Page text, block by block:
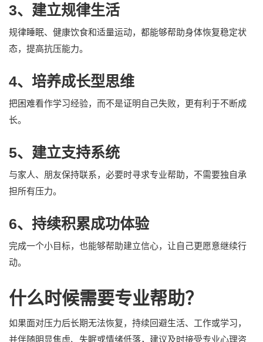
3、建立规律生活
规律睡眠、健康饮食和适量运动，都能够帮助身体恢复稳定状
态，提高抗压能力。
4、培养成长型思维
把困难看作学习经验，而不是证明自己失败，更有利于不断成
长。
5、建立支持系统
与家人、朋友保持联系，必要时寻求专业帮助，不需要独自承
担所有压力。
6、持续积累成功体验
完成一个小目标，也能够帮助建立信心，让自己更愿意继续行
动。
什么时候需要专业帮助？
如果面对压力后长期无法恢复，持续回避生活、工作或学习，
并伴随明显焦虑、失眠或情绪低落，建议及时接受专业心理咨